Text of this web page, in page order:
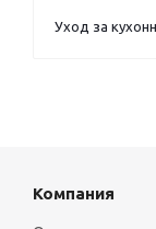
Уход за
Компания